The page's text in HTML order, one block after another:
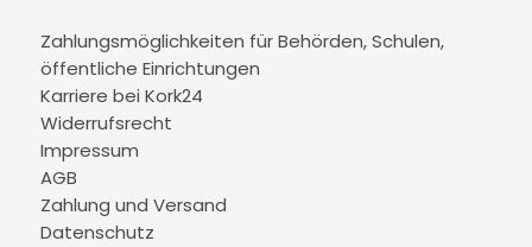
Zahlungsmöglichkeiten für Behörden, Schulen,
öffentliche Einrichtungen
Karriere bei Kork24
Widerrufsrecht
Impressum
AGB
Zahlung und Versand
Datenschutz